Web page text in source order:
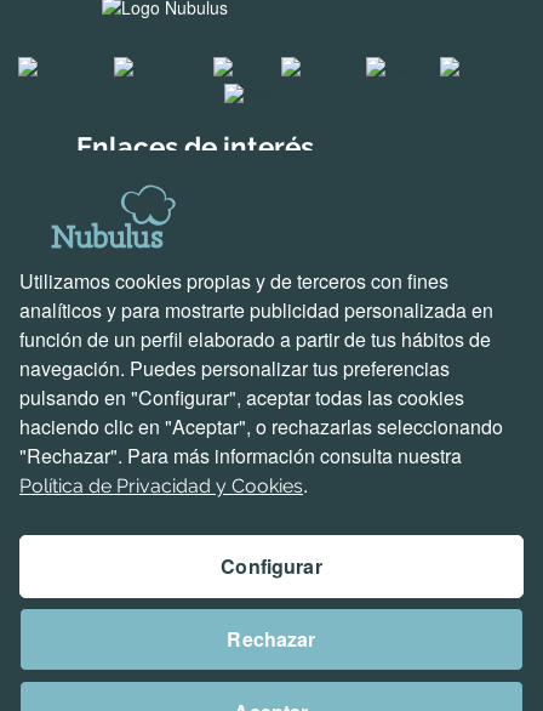
Enlaces de interés
Soluciones para empresas
Soluciones creadas por nosotros
Soporte y contacto
Ven a vernos
Escríbenos un correo
Llámanos ahora
Hablemos de proyectos
Problemas e incidencias
Utilizamos cookies propias y de terceros con fines
analíticos y para mostrarte publicidad personalizada en
función de un perfil elaborado a partir de tus hábitos de
navegación. Puedes personalizar tus preferencias
pulsando en "Configurar", aceptar todas las cookies
haciendo clic en "Aceptar", o rechazarlas seleccionando
"Rechazar". Para más información consulta nuestra
Política de Privacidad y Cookies.
Configurar
Rechazar
Aviso Legal
Política de Privacidad y Cookies